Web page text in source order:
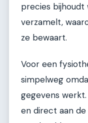
precies bijhoudt
verzamelt,
ze bewaart.
Voor een
simpelweg
gegevens
en direct aan